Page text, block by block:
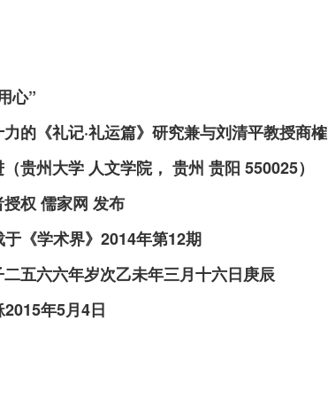
心”
的《礼记·礼运篇》研究兼与刘清平教授商榷
贵州大学 人文学院， 贵州 贵阳 550025）
权 儒家网 发布
学术界》2014年第12期
五六六年岁次乙未年三月十六日庚辰
年5月4日